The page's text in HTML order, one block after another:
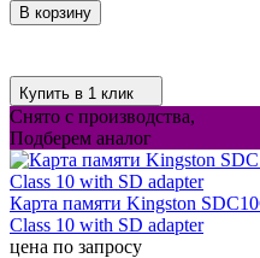
В корзину
Купить в 1 клик
Снято с производства,
Подберем аналог
Карта памяти Kingston
Class 10 with SD adapter
цена по запросу